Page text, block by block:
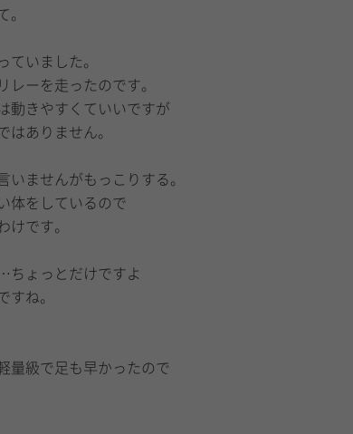
。
ていました。
レーを走ったのです。
動きやすくていいですが
はありません。
いませんがもっこりする。
体をしているので
けです。
ちょっとだけですよ
すね。
量級で足も早かったので